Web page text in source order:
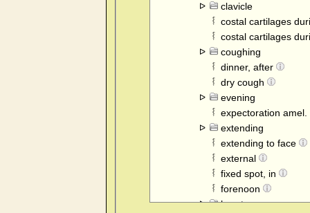
clavicle
costal cartilages
costal cartilages
coughing
dinner, after
dry cough
evening
expectoration amel.
extending
extending to face
external
fixed spot, in
forenoon
heart